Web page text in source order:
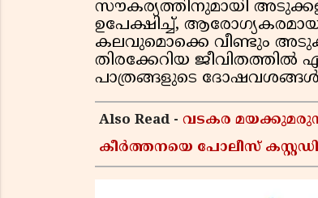
സൗകര്യത്തിനുമായി
ഉപേക്ഷിച്ച്,
കലവുമൊക്കെ വീണ്ടും
തിരക്കേറിയ ജീവിതത്തിൽ
പാത്രങ്ങളുടെ ദോഷവശങ്ങൾ
Also Read - വടകര
കീർത്തനയെ പോലീസ്